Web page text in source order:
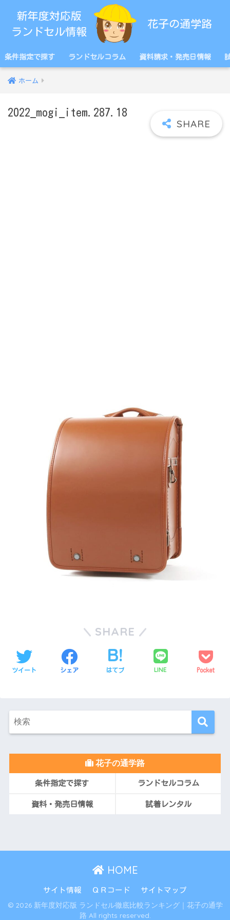
条件指定で探す ランドセルコラム 資料請求・発売日情報
ホーム
2022_mogi_item.287.18
SHARE
ツイート シェア はてブ LINE Pocket
花子の通学路
条件指定で探す ランドセルコラム
資料・発売日情報 試着レンタル
HOME
サイト情報 ＱＲコード サイトマップ
© 2026 新年度対応版 ランドセル徹底比較ランキング｜花子の通学
路 All rights reserved.